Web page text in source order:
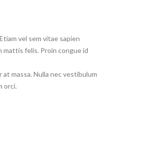
vel sem vitae sapien
mattis felis. Proin congue id
massa. Nulla nec vestibulum
orci.